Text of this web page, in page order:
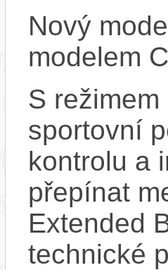
Nový
modelem
S
sportovní
kontrolu a
přepínat
Extended
technické